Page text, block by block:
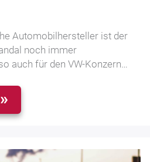
Automobilhersteller ist der
noch immer
auch für den VW-Konzern…